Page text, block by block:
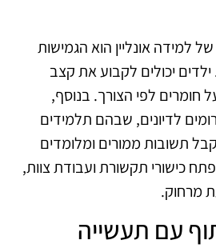
למידה אונליין הוא הגמישות
יכולים לקבוע את קצב
חומרים לפי הצורך. בנוסף,
לדיונים, שבהם תלמידים
תשובות ממורים ומלומדים
כישורי תקשורת ועבודת צוות,
מרחוק.
עם תעשייה